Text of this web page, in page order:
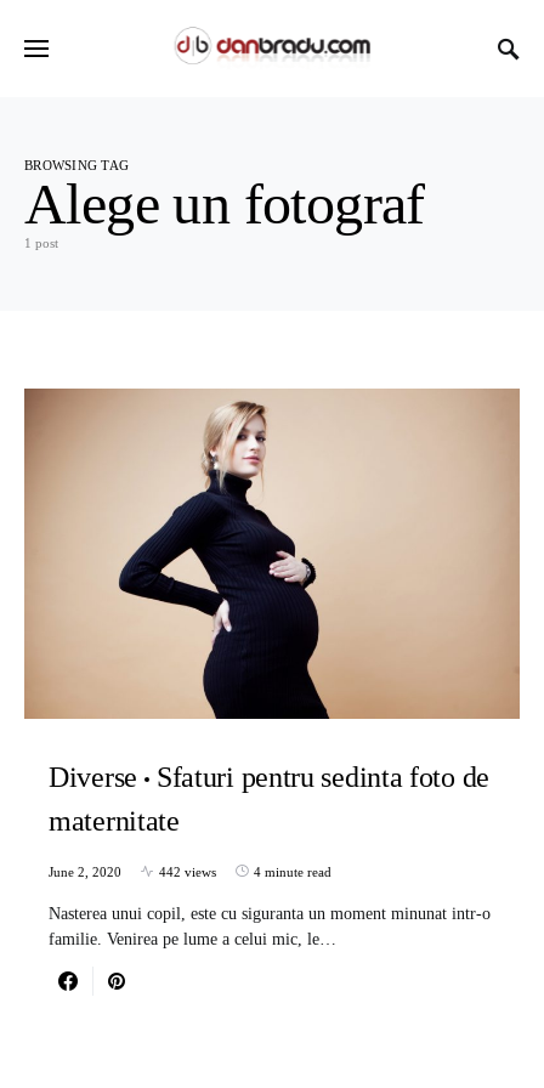
BROWSING TAG
Alege un fotograf
1 post
Diverse
Sfaturi pentru sedinta foto de
maternitate
June 2, 2020 442 views 4 minute read
Nasterea unui copil, este cu siguranta un moment minunat intr-o
familie. Venirea pe lume a celui mic, le…